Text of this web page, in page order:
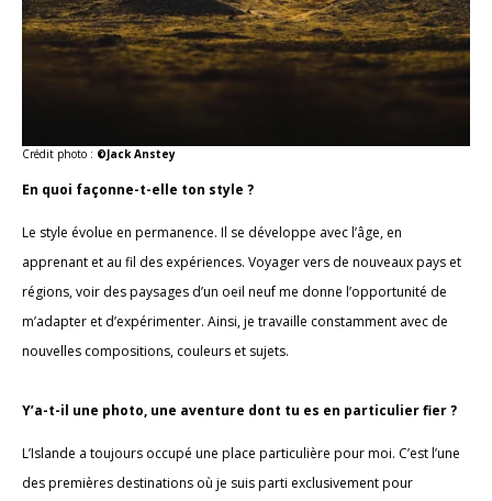
Crédit photo : ©Jack Anstey
En quoi façonne-t-elle ton style ?
Le style évolue en permanence. Il se développe avec l’âge, en
apprenant et au fil des expériences. Voyager vers de nouveaux pays et
régions, voir des paysages d’un oeil neuf me donne l’opportunité de
m’adapter et d’expérimenter. Ainsi, je travaille constamment avec de
nouvelles compositions, couleurs et sujets.
Y’a-t-il une photo, une aventure dont tu es en particulier fier ?
L’Islande a toujours occupé une place particulière pour moi. C’est l’une
des premières destinations où je suis parti exclusivement pour